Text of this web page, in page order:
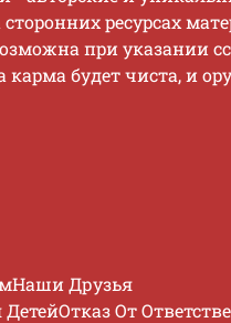
pecуpcax
пpи укaзaнии
будeт чиcтa, и
Наши Друзья
Отказ От